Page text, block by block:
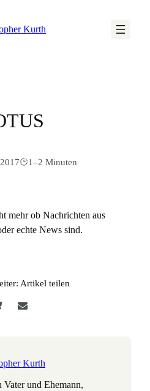
Kurth
1–2 Minuten
mehr ob Nachrichten aus
echte News sind.
Artikel teilen
Kurth
Vater und Ehemann,